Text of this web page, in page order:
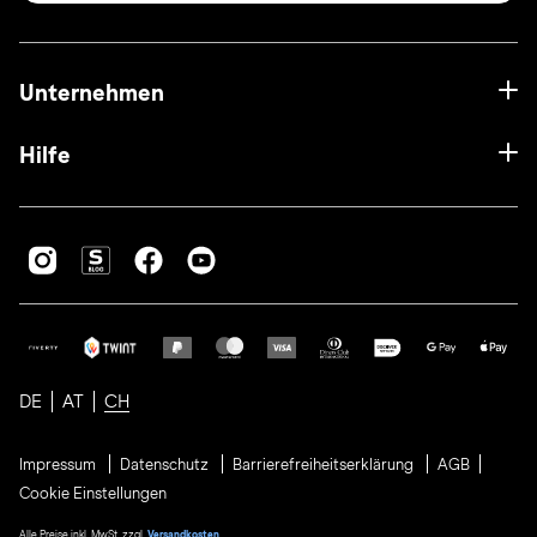
Unternehmen
Hilfe
DE AT CH
Impressum Datenschutz Barrierefreiheitserklärung
AGB
Cookie Einstellungen
Alle Preise inkl. MwSt. zzgl. Versandkosten